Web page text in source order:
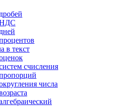
НДС
в текст
счисления
числа